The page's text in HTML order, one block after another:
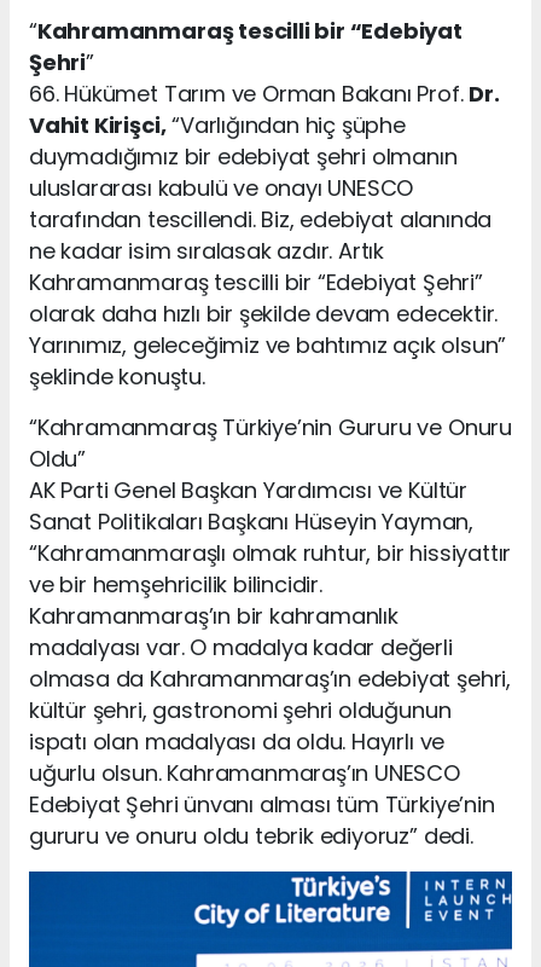
“Kahramanmaraş tescilli bir “Edebiyat
Şehri”
66. Hükümet Tarım ve Orman Bakanı Prof. Dr.
Vahit Kirişci,“Varlığından hiç şüphe
duymadığımız bir edebiyat şehri olmanın
uluslararası kabulü ve onayı UNESCO
tarafından tescillendi. Biz, edebiyat alanında
ne kadar isim sıralasak azdır. Artık
Kahramanmaraş tescilli bir “Edebiyat Şehri”
olarak daha hızlı bir şekilde devam edecektir.
Yarınımız, geleceğimiz ve bahtımız açık olsun”
şeklinde konuştu.
“Kahramanmaraş Türkiye’nin Gururu ve Onuru
Oldu”
AK Parti Genel Başkan Yardımcısı ve Kültür
Sanat Politikaları Başkanı Hüseyin Yayman,
“Kahramanmaraşlı olmak ruhtur, bir hissiyattır
ve bir hemşehricilik bilincidir.
Kahramanmaraş’ın bir kahramanlık
madalyası var. O madalya kadar değerli
olmasa da Kahramanmaraş’ın edebiyat şehri,
kültür şehri, gastronomi şehri olduğunun
ispatı olan madalyası da oldu. Hayırlı ve
uğurlu olsun. Kahramanmaraş’ın UNESCO
Edebiyat Şehri ünvanı alması tüm Türkiye’nin
gururu ve onuru oldu tebrik ediyoruz” dedi.